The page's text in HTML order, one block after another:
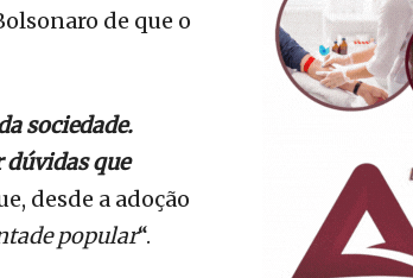
de que o
sociedade.
dúvidas que
desde a adoção
popular“.